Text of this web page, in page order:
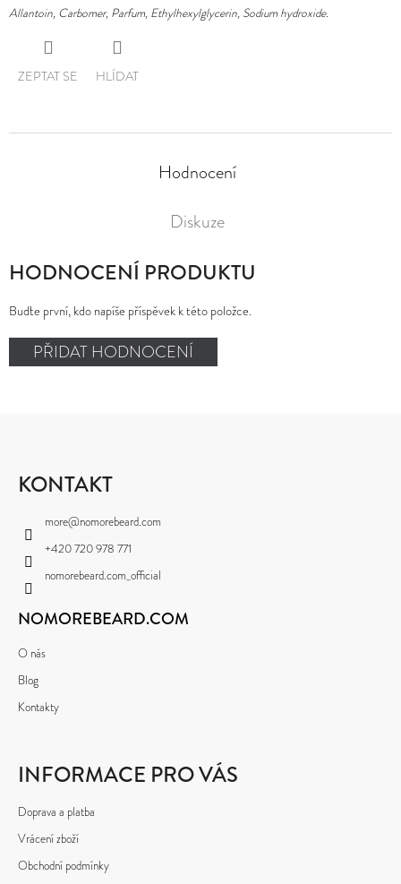
Allantoin, Carbomer, Parfum, Ethylhexylglycerin, Sodium hydroxide.
ZEPTAT SE HLÍDAT
Hodnocení
Diskuze
HODNOCENÍ PRODUKTU
Buďte první, kdo napíše příspěvek k této položce.
PŘIDAT HODNOCENÍ
KONTAKT
more@nomorebeard.com
+420 720 978 771
nomorebeard.com_official
NOMOREBEARD.COM
O nás
Blog
Kontakty
INFORMACE PRO VÁS
Doprava a platba
Vrácení zboží
Obchodní podmínky